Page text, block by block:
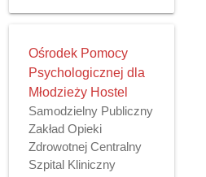
Ośrodek Pomocy
Psychologicznej dla
Młodzieży Hostel
Samodzielny Publiczny
Zakład Opieki
Zdrowotnej Centralny
Szpital Kliniczny